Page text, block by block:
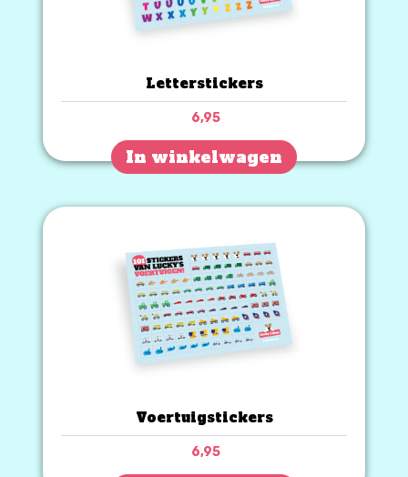
Letterstickers
6,95
In winkelwagen
Voertuigstickers
6,95